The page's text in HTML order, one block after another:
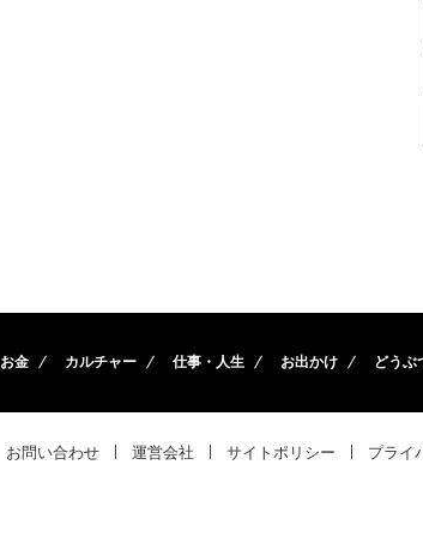
お金 カルチャー 仕事・人生 お出かけ どうぶ
お問い合わせ 運営会社 サイトポリシー プライ